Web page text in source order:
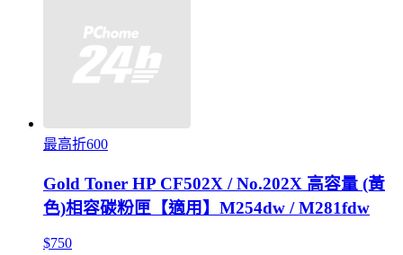
最高折600
Gold Toner HP CF502X / No.202X 高容量 (黃
色)相容碳粉匣【適用】M254dw / M281fdw
$750